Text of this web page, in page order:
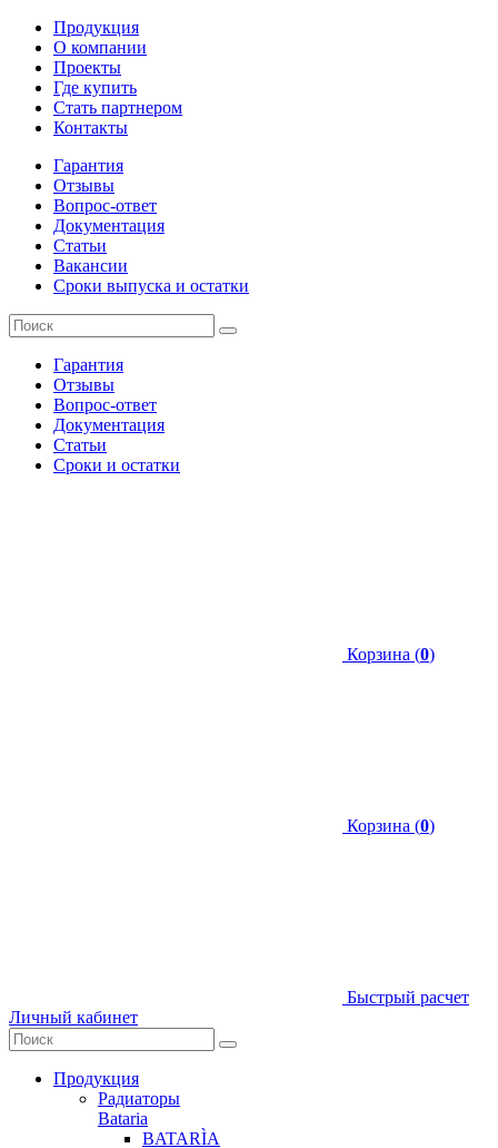
Продукция
О компании
Проекты
Где купить
Стать партнером
Контакты
Гарантия
Отзывы
Вопрос-ответ
Документация
Статьи
Вакансии
Сроки выпуска и остатки
Гарантия
Отзывы
Вопрос-ответ
Документация
Статьи
Сроки и остатки
Корзина (0)
Корзина (0)
Быстрый расчет
Личный кабинет
Продукция
Радиаторы
Bataria
BATARÌA